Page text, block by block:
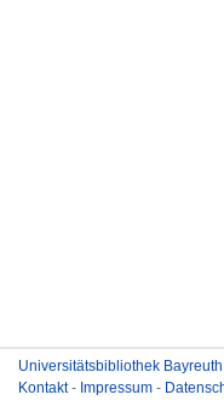
Universitätsbibliothek Bayreuth
Kontakt- Impressum -